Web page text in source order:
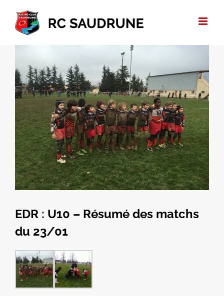
Passer
contenu
l'image
agrandie
EDR : U10 – Résumé des matchs
du 23/01